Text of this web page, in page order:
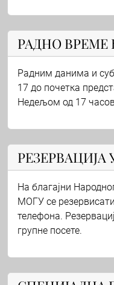
РАДНО ВРЕМЕ
Радним данима и
17 до почетка
Недељом од 17
РЕЗЕРВАЦИЈА
На благајни
МОГУ се
телефона.
групне посете.